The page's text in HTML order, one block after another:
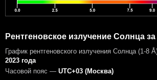
Рентгеновское излучение Солнца за
График рентгеновского излучения Солнца (1-8
2023 года
Часовой пояс — UTC+03 (Москва)